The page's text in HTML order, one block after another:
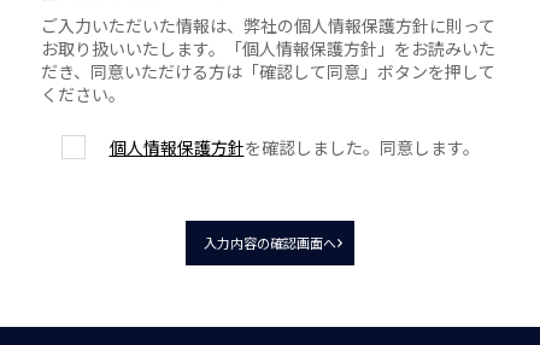
ご入力いただいた情報は、弊社の個人情報保護方針に則って
お取り扱いいたします。「個人情報保護方針」をお読みいた
だき、同意いただける方は「確認して同意」ボタンを押して
ください。
個人情報保護方針を確認しました。同意します。
入力内容の確認画面へ